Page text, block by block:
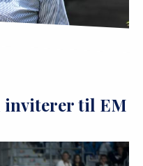
inviterer til EM